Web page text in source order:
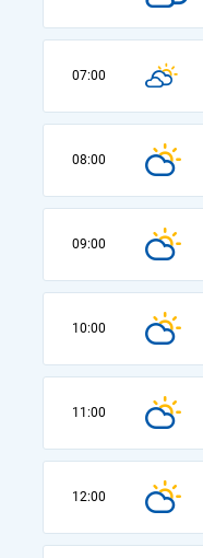
07:00
08:00
09:00
10:00
11:00
12:00